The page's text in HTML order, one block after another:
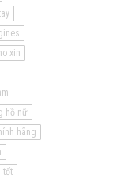
xin
hồ nữ
hãng
tốt